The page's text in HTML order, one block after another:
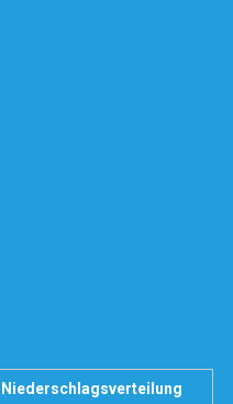
Niederschlagsverteilung